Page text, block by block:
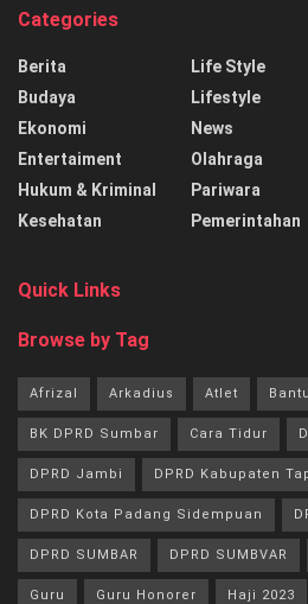
Categories
Berita
Budaya
Ekonomi
Entertaiment
Hukum & Kriminal
Kesehatan
Life Style
Lifestyle
News
Olahraga
Pariwara
Pemerintahan
Quick Links
Browse by Tag
Afrizal Arkadius Atlet
BK DPRD Sumbar Cara Tidur
DPRD Jambi DPRD Kabupaten
DPRD Kota Padang Sidempuan
DPRD SUMBAR DPRD SUMBVAR
Guru Guru Honorer Haji 2023